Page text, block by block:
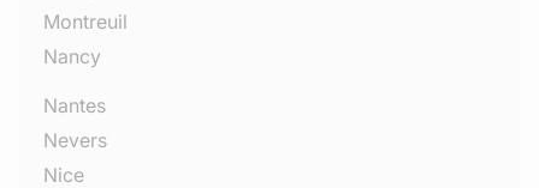
Montreuil
Nancy
Nantes
Nevers
Nice